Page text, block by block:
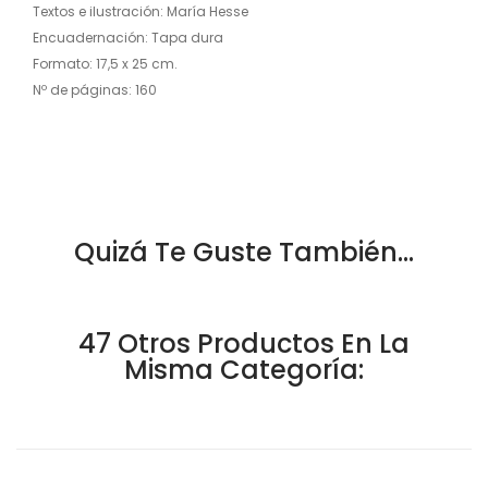
Textos e ilustración: María Hesse
Encuadernación: Tapa dura
Formato: 17,5 x 25 cm.
Nº de páginas: 160
Quizá Te Guste También...
47 Otros Productos En La
Misma Categoría: